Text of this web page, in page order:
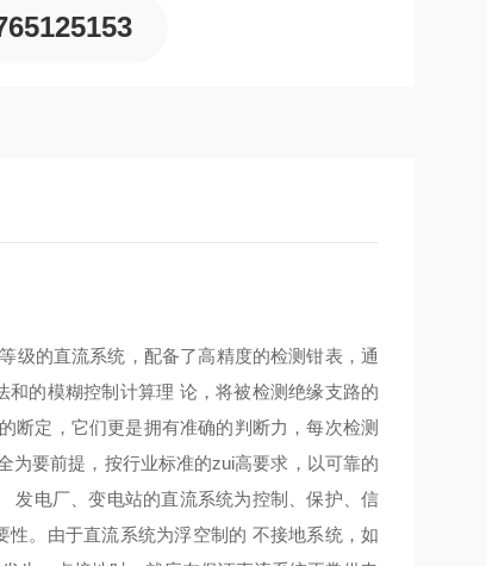
级的直流系统，配备了高精度的检测钳表，通
的模糊控制计算理 论，将被检测绝缘支路的
断定，它们更是拥有准确的判断力，每次检测
为要前提，按行业标准的zui高要求，以可靠的
发电厂、变电站的直流系统为控制、保护、信
。由于直流系统为浮空制的 不接地系统，如